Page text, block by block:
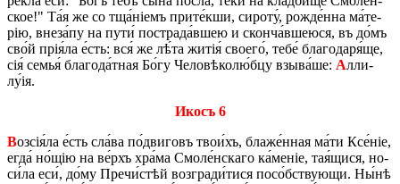
ское!" Та́я же со тща́ніемъ при­те́к­ши, си­ро­ту́, ро­жде́н­на ма́­те­
рію, вне­за́­пу на пути́ по­стра­да́в­шею и скон­ча́в­ше­ю­ся, въ до́мъ
сво́й прія́ла е́сть: вся́ же лѣ́та житія́ сво­е­го́, тебе́ бла­го­да­ря́ще,
сія́ семья́ бла­го­да́т­ная Бо́гу Че­ло­вѣ­ко­лю́б­цу взы­ва́­ше: Алли­
лу́ія.
Икосъ 6
Возсія́ла е́сть сла́­ва по́­дви­говъ тво­и́хъ, бла­же́н­ная ма́ти Ксе́ніе,
егда́ но́щію на ве́рхъ хра́­ма Смо­ле́н­ска­го ка́­ме­ніе, тая́щися, но­
си́­ла еси́, до́му Пре­чи́­стѣй воз­гра­ди́­ти­ся по­со́б­ствую­щи. Ны́нѣ